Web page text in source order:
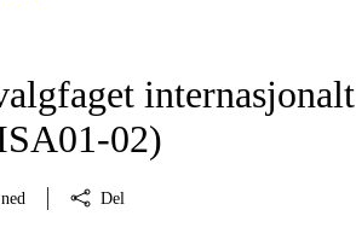
internasjonalt
Del